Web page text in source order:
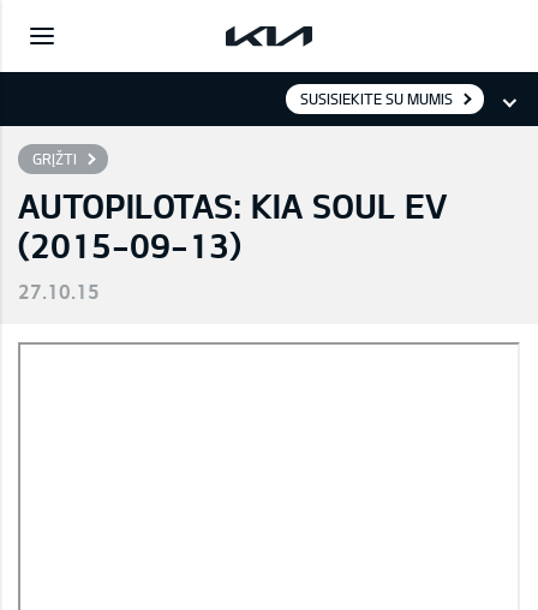
SUSISIEKITE SU MUMIS
GRĮŽTI
AUTOPILOTAS: KIA SOUL EV
(2015-09-13)
27.10.15